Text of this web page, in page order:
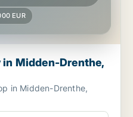
EUR
Midden-Drenthe,
in Midden-Drenthe,